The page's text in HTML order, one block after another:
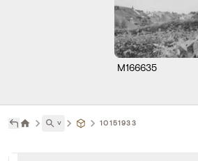
M166635
˅ 10151933